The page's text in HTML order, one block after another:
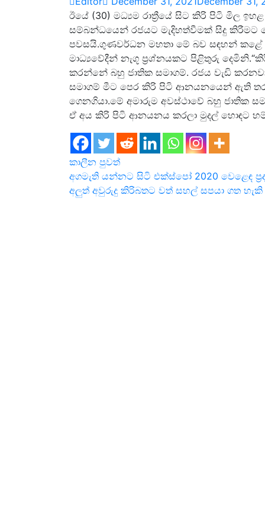
ඊයේ (30) මධ්‍යම රාත්‍රීයේ සිට කිරි පිටි මිල
සම්බන්ධයෙන් රජයට මැදිහත්වීමක් සිදු කිරීමට
පවසයි.ගුණවර්ධන මහතා මේ බව සඳහන් කළේ
මාධ්‍යවේදීන් නැගූ ප්‍රශ්නයකට පිළිතුරු
කරන්නේ බහු ජාතික සමාගම්. රජය වැඩි
සමාගම් මීට පෙර කිරි පිටි ආනයනයෙන් ඇති
ගෙනගියා.මේ අමාරුම අවස්ථාවේ බහු ජාතික
ඒ අය කිරි පිටි ආනයනය කරලා මුදල් හොඳට
කාලීන පුවත්
Post
navigation
අගමැති යන්නට සිටි එක්ස්පෝ 2020 වෙළෙඳ
අලුත් අවුරුදු කිරිබතට වත් සහල් සපයා ගත හැකි